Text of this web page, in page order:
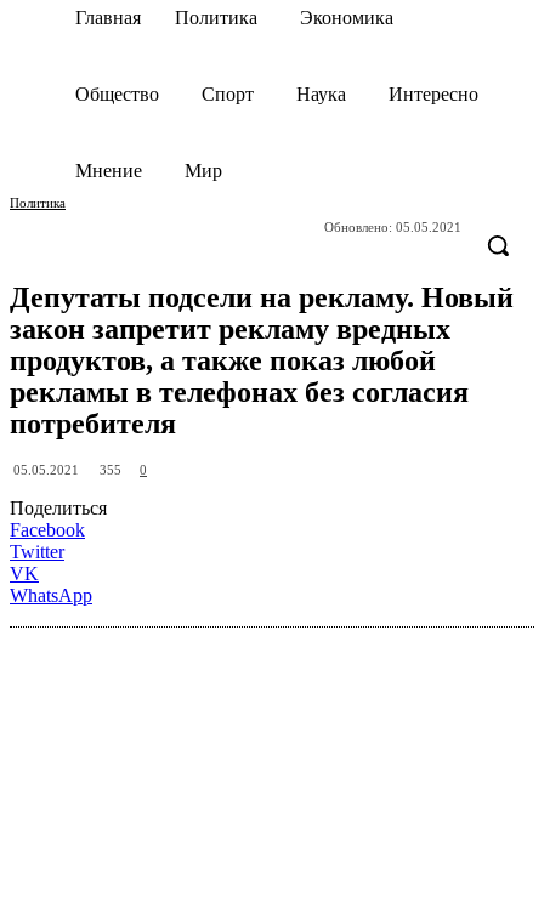
Главная Политика Экономика
Общество Спорт Наука Интересно
Мнение Мир
Политика
Обновлено: 05.05.2021
Депутаты подсели на рекламу. Новый
закон запретит рекламу вредных
продуктов, а также показ любой
рекламы в телефонах без согласия
потребителя
05.05.2021 355 0
Поделиться
Facebook
Twitter
VK
WhatsApp